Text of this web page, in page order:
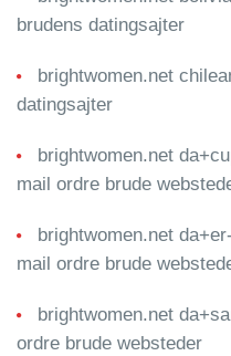
brudens datingsajter
brightwomen.net
datingsajter
brightwomen.net
mail ordre brude
brightwomen.net
mail ordre brude
brightwomen.net
ordre brude websteder